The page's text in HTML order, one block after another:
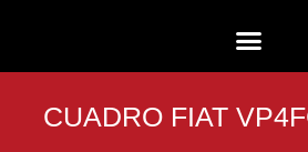
CUADRO FIAT